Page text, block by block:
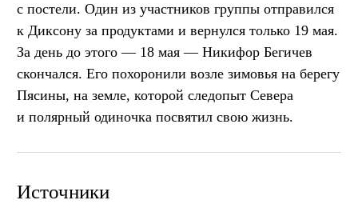
с постели. Один из участников группы отправился
к Диксону за продуктами и вернулся только 19 мая.
За день до этого — 18 мая — Никифор Бегичев
скончался. Его похоронили возле зимовья на берегу
Пясины, на земле, которой следопыт Севера
и полярный одиночка посвятил свою жизнь.
Источники